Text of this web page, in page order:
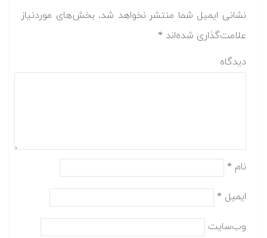
نشانی ایمیل شما منتشر نخواهد شد. بخش‌های موردنیاز
علامت‌گذاری شده‌اند *
دیدگاه
نام *
ایمیل *
وب‌سایت